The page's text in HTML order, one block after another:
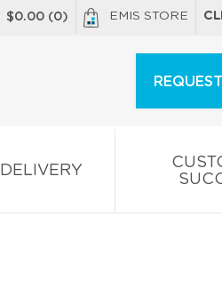
$0.00 (0) EMIS STORE